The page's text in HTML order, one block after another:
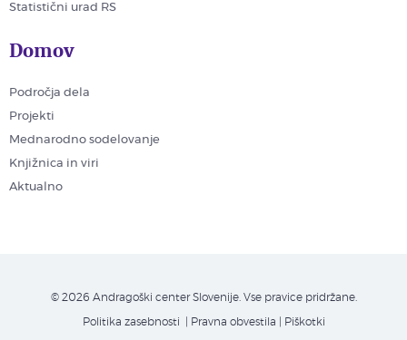
Statistični urad RS
Domov
Področja dela
Projekti
Mednarodno sodelovanje
Knjižnica in viri
Aktualno
© 2026 Andragoški center Slovenije. Vse pravice pridržane.
Politika zasebnosti | Pravna obvestila Piškotki